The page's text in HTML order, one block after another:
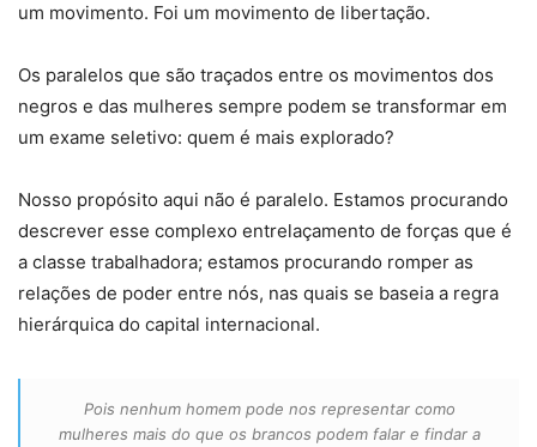
um movimento. Foi um movimento de libertação.
Os paralelos que são traçados entre os movimentos dos
negros e das mulheres sempre podem se transformar em
um exame seletivo: quem é mais explorado?
Nosso propósito aqui não é paralelo. Estamos procurando
descrever esse complexo entrelaçamento de forças que é
a classe trabalhadora; estamos procurando romper as
relações de poder entre nós, nas quais se baseia a regra
hierárquica do capital internacional.
Pois nenhum homem pode nos representar como
mulheres mais do que os brancos podem falar e findar a